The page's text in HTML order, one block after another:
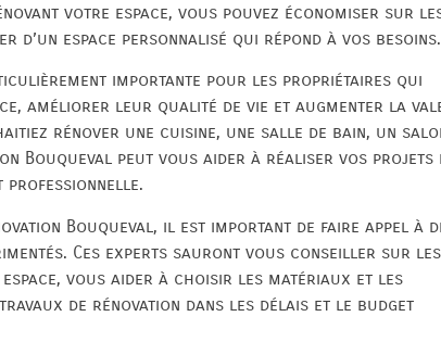
votre espace, vous pouvez économiser sur
d’un espace personnalisé qui répond à vos besoins.
importante pour les propriétaires qui
améliorer leur qualité de vie et augmenter la
rénover une cuisine, une salle de bain, un
Bouqueval peut vous aider à réaliser vos projets
professionnelle.
Bouqueval, il est important de faire appel à
Ces experts sauront vous conseiller sur les
vous aider à choisir les matériaux et les
de rénovation dans les délais et le budget